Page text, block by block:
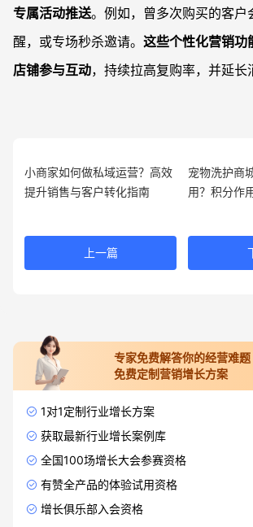
专属活动推送。例如，曾多次购买的客户
醒，或专场秒杀邀请。 这些个性化营销功
店铺参与互动，持续拉高复购率，并延长
小商家如何做私域运营？高效
提升销售与客户转化指南
上一篇
宠物洗护商
用？积分作
专家免费解答你的经营难题
免费定制营销增长方案
1对1定制行业增长方案
获取最新行业增长案例库
全国100场增长大会参赛资格
有赞全产品的体验试用资格
增长俱乐部入会资格